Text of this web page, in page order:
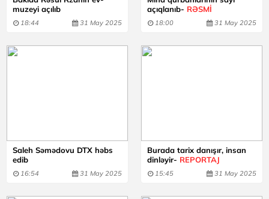
muzeyi açılıb
18:44 31 May 2025
açıqlanıb- RƏSMİ
18:00 31 May 2025
Saleh Səmədovu DTX həbs
edib
16:54 31 May 2025
Burada tarix danışır, insan
dinləyir- REPORTAJ
15:45 31 May 2025